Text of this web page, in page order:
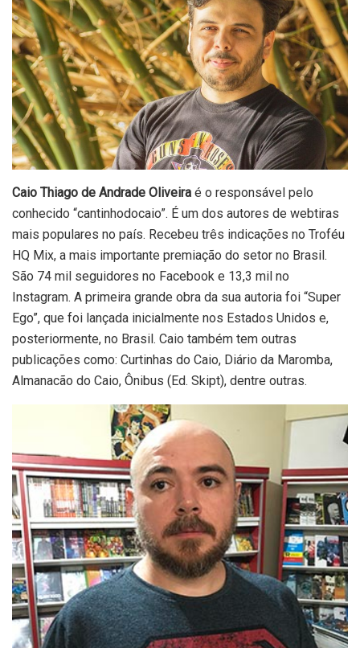
Caio Thiago de Andrade Oliveira é o responsável pelo
conhecido “cantinhodocaio”. É um dos autores de webtiras
mais populares no país. Recebeu três indicações no Troféu
HQ Mix, a mais importante premiação do setor no Brasil.
São 74 mil seguidores no Facebook e 13,3 mil no
Instagram. A primeira grande obra da sua autoria foi “Super
Ego”, que foi lançada inicialmente nos Estados Unidos e,
posteriormente, no Brasil. Caio também tem outras
publicações como: Curtinhas do Caio, Diário da Maromba,
Almanacão do Caio, Ônibus (Ed. Skipt), dentre outras.